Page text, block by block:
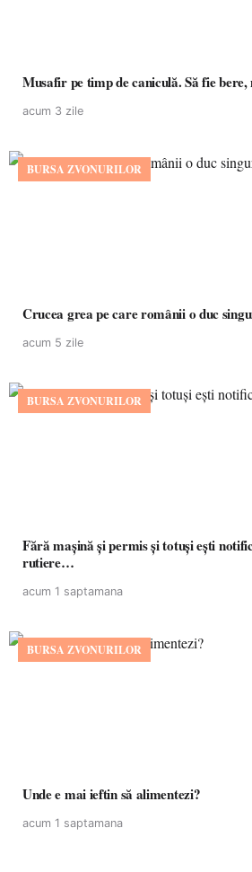
Musafir pe timp de caniculă. Să fie
acum 3 zile
BURSA ZVONURILOR
Crucea grea pe care
acum 5 zile
BURSA ZVONURILOR
Fără mașină și permis și totuși ești
rutiere…
acum 1 saptamana
BURSA ZVONURILOR
Unde e mai ieftin să alimentezi?
acum 1 saptamana